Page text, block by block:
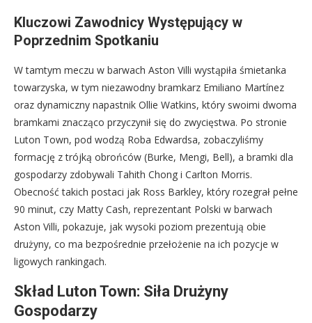
Kluczowi Zawodnicy Występujący w
Poprzednim Spotkaniu
W tamtym meczu w barwach Aston Villi wystąpiła śmietanka
towarzyska, w tym niezawodny bramkarz Emiliano Martínez
oraz dynamiczny napastnik Ollie Watkins, który swoimi dwoma
bramkami znacząco przyczynił się do zwycięstwa. Po stronie
Luton Town, pod wodzą Roba Edwardsa, zobaczyliśmy
formację z trójką obrońców (Burke, Mengi, Bell), a bramki dla
gospodarzy zdobywali Tahith Chong i Carlton Morris.
Obecność takich postaci jak Ross Barkley, który rozegrał pełne
90 minut, czy Matty Cash, reprezentant Polski w barwach
Aston Villi, pokazuje, jak wysoki poziom prezentują obie
drużyny, co ma bezpośrednie przełożenie na ich pozycje w
ligowych rankingach.
Skład Luton Town: Siła Drużyny
Gospodarzy